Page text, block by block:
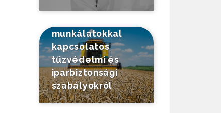
Tájékoztató a
munkálatokkal
kapcsolatos
tűzvédelmi és
iparbiztonsági
szabályokról